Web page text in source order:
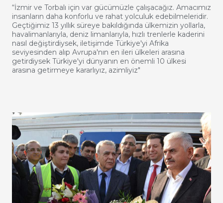
“İzmir ve Torbalı için var gücümüzle çalışacağız. Amacımız
insanların daha konforlu ve rahat yolculuk edebilmeleridir.
Geçtiğimiz 13 yıllık süreye bakıldığında ülkemizin yollarla,
havalimanlarıyla, deniz limanlarıyla, hızlı trenlerle kaderini
nasıl değiştirdiysek, iletişimde Türkiye'yi Afrika
seviyesinden alıp Avrupa'nın en ileri ülkeleri arasına
getirdiysek Türkiye'yi dünyanın en önemli 10 ülkesi
arasına getirmeye kararlıyız, azimliyiz"